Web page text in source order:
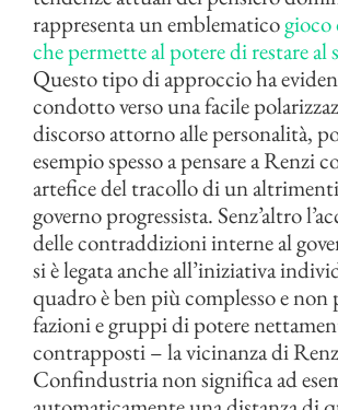
rappresenta un emblematicogioco
che permette al potere di restare al
Questo tipo di approccio ha
condotto verso una facile
discorso attorno alle personalità,
esempio spesso a pensare a Renzi
artefice del tracollo di un
governo progressista. Senz’altro
delle contraddizioni interne al
si è legata anche all’iniziativa
quadro è ben più complesso e non
fazioni e gruppi di potere
contrapposti – la vicinanza di
Confindustria non significa ad